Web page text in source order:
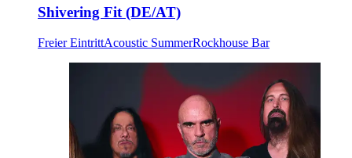
Shivering Fit (DE/AT)
Freier EintrittAcoustic SummerRockhouse Bar